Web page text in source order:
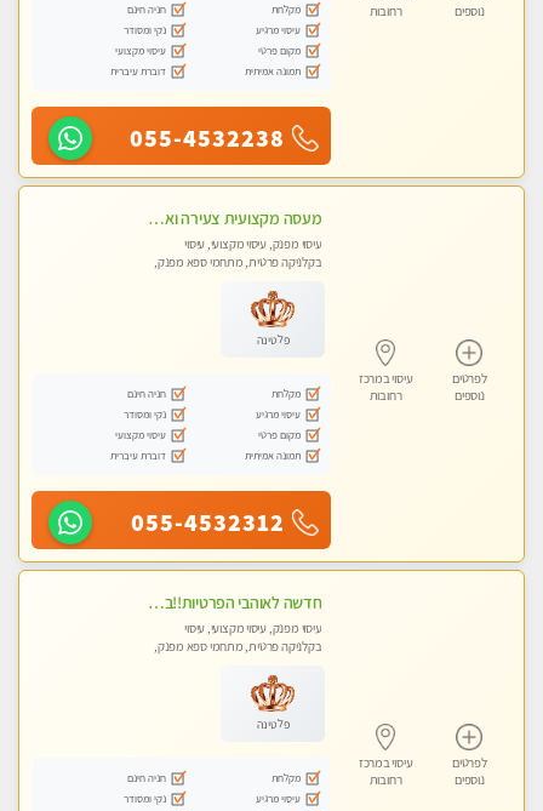
נוספים
רחובות
מקלחת
חניה חינם
עיסוי מרגיע
נקי ומסודר
מקום פרטי
עיסוי מקצועי
תמונה אמיתית
דוברת עיברית
055-4532238
לפרטים
נוספים
עיסוי במרכז
רחובות
מעסה מקצועית צעירה ואיכותית פרטי!!! מ 10:00 בבוקר עד 18:00 בערב.
עיסוי מפנק, עיסוי מקצועי, עיסוי
בקלניקה פרטית, מתחמי ספא מפנק,
פלטינה
מקלחת
חניה חינם
עיסוי מרגיע
נקי ומסודר
מקום פרטי
עיסוי מקצועי
תמונה אמיתית
דוברת עיברית
055-4532312
לפרטים
נוספים
עיסוי במרכז
רחובות
חדשה לאוהבי הפרטיות!!בראשון לציון! מעסה vip מפנקת בקליניקה פרטית לחלוטין!!! לבד! לרציניים בלבד! מומלץ!
עיסוי מפנק, עיסוי מקצועי, עיסוי
בקלניקה פרטית, מתחמי ספא מפנק,
פלטינה
מקלחת
חניה חינם
עיסוי מרגיע
נקי ומסודר